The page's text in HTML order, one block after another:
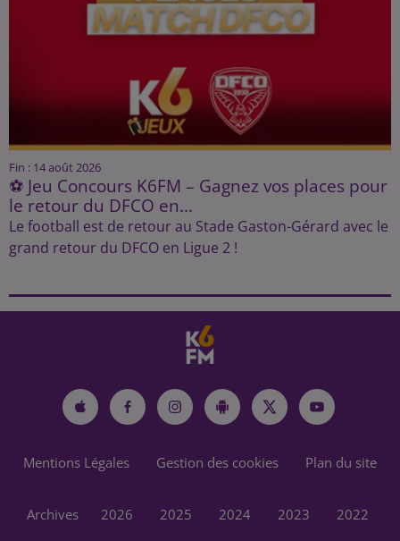
Fin : 14 août 2026
⚽ Jeu Concours K6FM – Gagnez vos places pour
le retour du DFCO en...
Le football est de retour au Stade Gaston-Gérard avec le
grand retour du DFCO en Ligue 2 !
Mentions Légales Gestion des cookies Plan du site
Archives 2026 2025 2024 2023 2022